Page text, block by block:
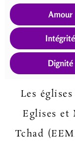
Amour
Intégrité
Dignité
Les
Eglises et
Tchad